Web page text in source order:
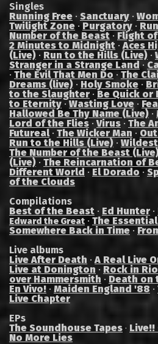
Singles
Running Free · Sanctuary ·
Twilight Zone · Purgatory ·
Number of the Beast · Flight
2 Minutes to Midnight ·Aces
(Live) · Run to the Hills (Live) ·
Stranger in a Strange Land ·
· The Evil That Men Do · The
Dreams (live) · Holy Smoke ·
to the Slaughter · Be Quick or
to Eternity·Wasting Love ·
Hallowed Be Thy Name (Live) ·
Lord of the Flies ·Virus · The
Futureal· The Wicker Man ·
Run to the Hills (Live) ·
The Number of the Beast
(Live) · The Reincarnation of
Different World · El Dorado ·
of the Clouds
Compilations
Best of the Beast · Ed Hunter ·
Edward the Great · The
Somewhere Back in Time ·
Live albums
Live After Death ·A Real Live
Live at Donington · Rock in Rio
over Hammersmith · Death on
En Vivo! · Maiden England '88 ·
Live Chapter
EPs
The Soundhouse Tapes · Live!!
No More Lies